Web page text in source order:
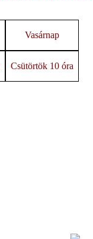
Vasárnap
Csütörtök 10 óra